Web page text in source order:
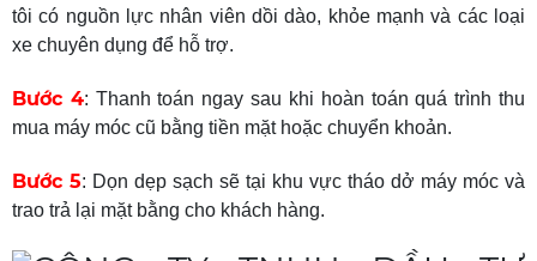
tôi có nguồn lực nhân viên dồi dào, khỏe mạnh và các loại
xe chuyên dụng để hỗ trợ.
Bước 4: Thanh toán ngay sau khi hoàn toán quá trình thu
mua máy móc cũ bằng tiền mặt hoặc chuyển khoản.
Bước 5: Dọn dẹp sạch sẽ tại khu vực tháo dở máy móc và
trao trả lại mặt bằng cho khách hàng.